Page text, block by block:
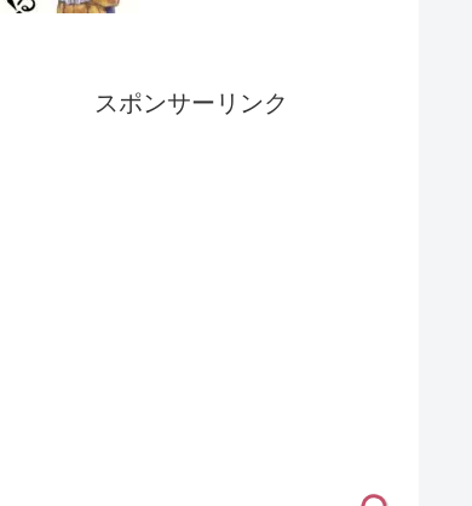
スポンサーリンク